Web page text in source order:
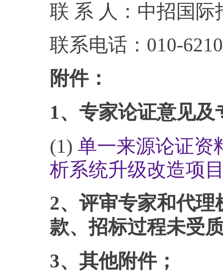
联 系 人：中招国际
联系电话：010-
附件：
1、专家论证意见
(1) 单一来源论证资
析系统升级改造项
2、评审专家和代
款、招标过程未受
3、其他附件；